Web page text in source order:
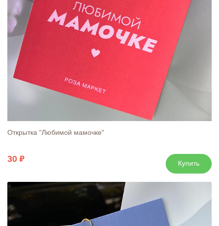
Открытка "Любимой мамочке"
30 Купить